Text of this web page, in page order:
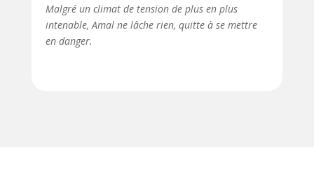
Malgré un climat de tension de plus en plus
intenable, Amal ne lâche rien, quitte à se mettre
en danger.